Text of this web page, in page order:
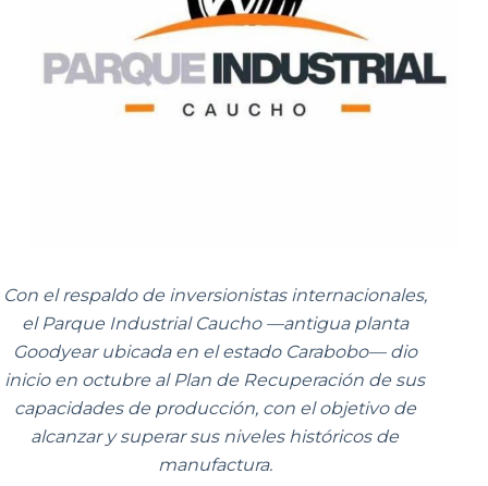
Con el respaldo de inversionistas internacionales,
el Parque Industrial Caucho —antigua planta
Goodyear ubicada en el estado Carabobo— dio
inicio en octubre al Plan de Recuperación de sus
capacidades de producción, con el objetivo de
alcanzar y superar sus niveles históricos de
manufactura.